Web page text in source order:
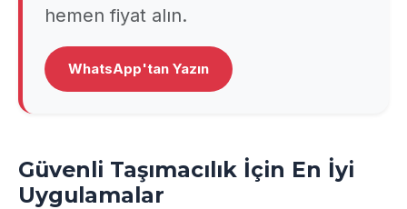
hemen fiyat alın.
WhatsApp'tan Yazın
Güvenli Taşımacılık İçin En İyi
Uygulamalar